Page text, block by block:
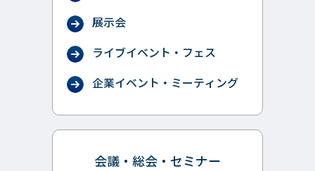
展示会
ライブイベント・フェス
企業イベント・ミーティング
会議・総会・セミナー